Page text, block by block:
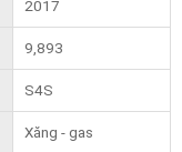
2017
9,893
S4S
Xăng - gas